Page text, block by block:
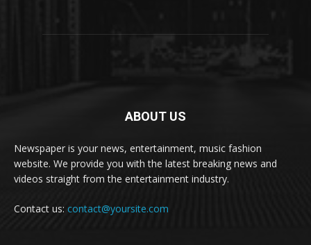
ABOUT US
Newspaper is your news, entertainment, music fashion
website. We provide you with the latest breaking news and
videos straight from the entertainment industry.
Contact us: contact@yoursite.com